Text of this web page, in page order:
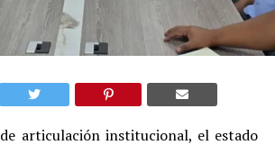
articulación institucional, el estado